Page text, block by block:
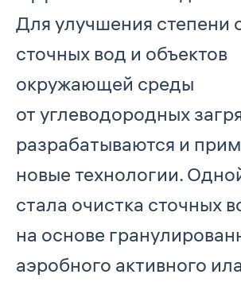
Для улучшения степени
сточных вод и объектов
окружающей среды
от углеводородных
разрабатываются и
новые технологии.
стала очистка сточных
на основе
аэробного активного ила